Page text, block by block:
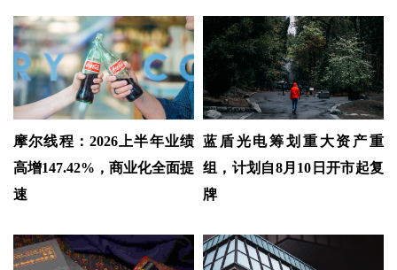
摩尔线程：2026上半年业绩
高增147.42%，商业化全面提
速
蓝盾光电筹划重大资产重
组，计划自8月10日开市起复
牌